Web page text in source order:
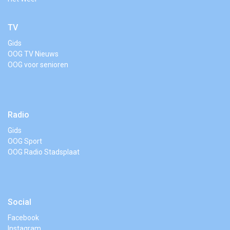
TV
Gids
OOG TV Nieuws
OOG voor senioren
Radio
Gids
OOG Sport
OOG Radio Stadsplaat
Social
Facebook